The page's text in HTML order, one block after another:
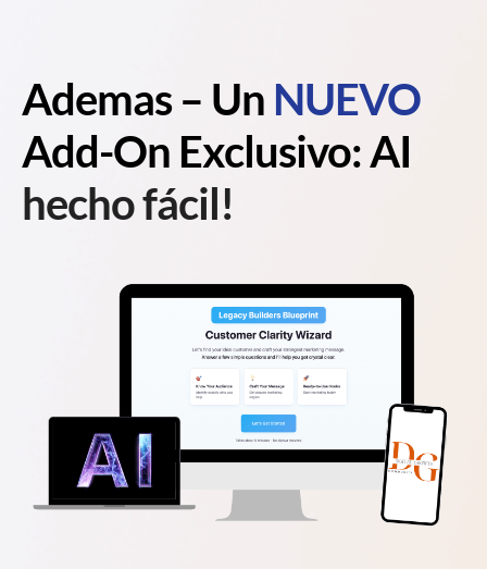
Ademas – Un NUEVO
Add-On Exclusivo: AI
hecho fácil!